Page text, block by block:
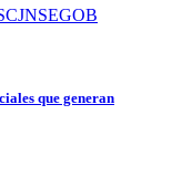
SEGOB
que generan